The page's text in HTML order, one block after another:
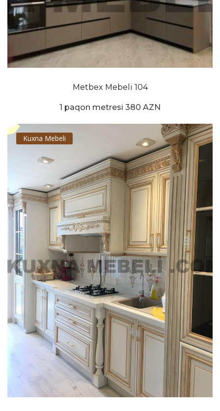
Metbex Mebeli 104
1 paqon metresi 380 AZN
Kuxna Mebeli